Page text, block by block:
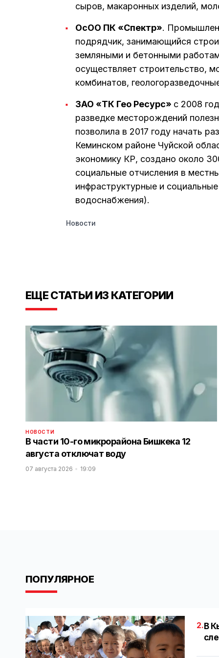
сыров, макаронных изделий,
ОсОО ПК «Спектр».
подрядчик, занимающийся
земляными и бетонными
осуществляет строительство,
комбинатов,
ЗАО «ТК Гео Ресурс» с 2008
разведке месторождений
позволила в 2017 году начать
Кеминском районе Чуйской
экономику КР, создано около
социальные отчисления в
инфраструктурные и
водоснабжения).
Новости
ЕЩЕ СТАТЬИ ИЗ КАТЕГОРИИ
НОВОСТИ
В части 10-го микрорайона Бишкека 12
августа отключат воду
07 августа 2026 19:09
ПОПУЛЯРНОЕ
2. В